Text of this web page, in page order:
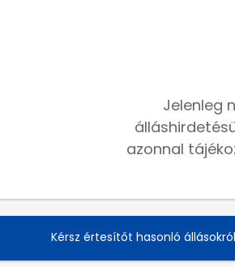
Jelenleg
azonnal
Kérsz értesítőt hasonló